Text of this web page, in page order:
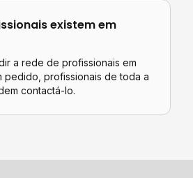
existem em
a rede de profissionais em
pedido, profissionais de toda a
contactá-lo.